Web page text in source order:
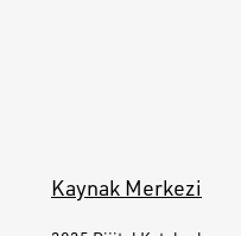
Kaynak Merkezi